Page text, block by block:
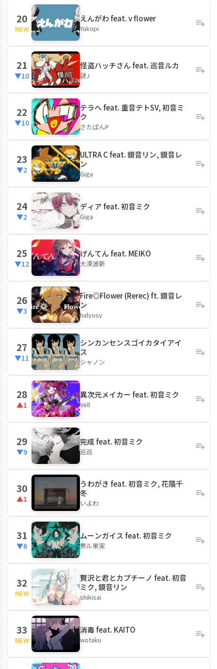
20
NEW
えんがわ feat. v flower
Yukopi
21
▼10
怪盗ハッチさん feat. 巡音ルカ
謎J
22
▼10
テラへ feat. 重音テトSV, 初音ミ
ク
さたぱんP
23
▼2
ULTRA C feat. 鏡音リン, 鏡音レ
ン
Giga
24
▼2
ディア feat. 初音ミク
Giga
25
▼12
げんてん feat. MEIKO
大漠波新
26
▼3
Fire◎Flower (Rerec) ft. 鏡音レ
ン
halyosy
27
▼11
シンカンセンスゴイカタイアイ
ス
シャノン
28
▲1
異次元メイカー feat. 初音ミク
Vell
29
▼9
完成 feat. 初音ミク
巡巡
30
▲1
うわがき feat. 初音ミク, 花隈千
冬
いよわ
31
▼6
ムーンガイス feat. 初音ミク
煮ル果実
32
NEW
贅沢と君とカプチーノ feat. 初音
ミク, 鏡音リン
shikisai
33
NEW
消毒 feat. KAITO
wotaku